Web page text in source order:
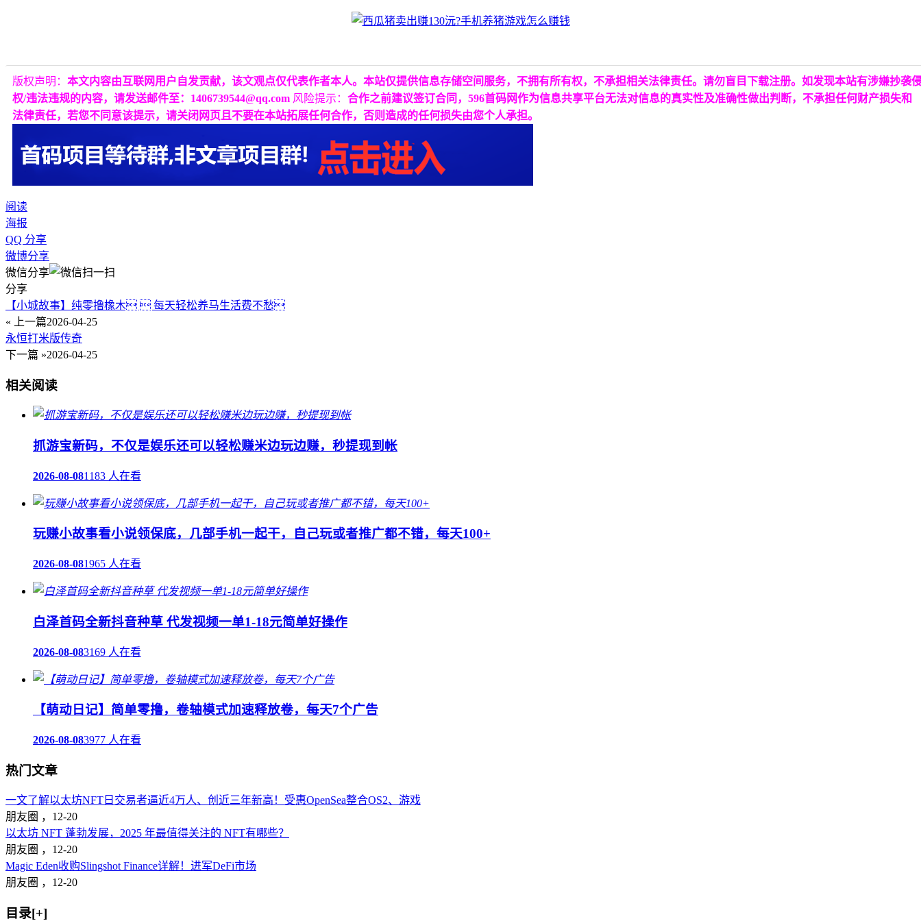
版权声明： 本文内容由互联网用户自发贡献，该文观点仅代表作者本人。本站仅提供信息存储空间服务，不拥有所有权，不承担相关法律责任。请勿盲目下载注册。如发现本站有涉嫌抄袭
权/违法违规的内容，请发送邮件至：1406739544@qq.com 风险提示： 合作之前建议签订合同，596首码网作为信息共享平台无法对信息的真实性及准确性做出判断，不承担任何财产损失和
法律责任，若您不同意该提示，请关闭网页且不要在本站拓展任何合作，否则造成的任何损失由您个人承担。
阅读
海报
QQ 分享
微博分享
微信分享
分享
【小城故事】纯零撸橡木  每天轻松养马生活费不愁
« 上一篇2026-04-25
永恒打米版传奇
下一篇 »2026-04-25
相关阅读
抓游宝新码，不仅是娱乐还可以轻松赚米边玩边赚，秒提现到帐
2026-08-081183 人在看
玩赚小故事看小说领保底，几部手机一起干，自己玩或者推广都不错，每天100+
2026-08-081965 人在看
白泽首码全新抖音种草 代发视频一单1-18元简单好操作
2026-08-083169 人在看
【萌动日记】简单零撸，卷轴模式加速释放卷，每天7个广告
2026-08-083977 人在看
热门文章
一文了解以太坊NFT日交易者逼近4万人、创近三年新高！受惠OpenSea整合OS2、游戏
朋友圈 ， 12-20
以太坊 NFT 蓬勃发展，2025 年最值得关注的 NFT有哪些？
朋友圈 ， 12-20
Magic Eden收购Slingshot Finance详解！进军DeFi市场
朋友圈 ， 12-20
目录[+]